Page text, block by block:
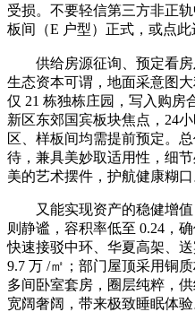
受损。不要轻信第三方非正
板间（E 户型）正式，或点此
供给房源征询、预定看房
生态资本可谓，地面采意图
仅 21 栋独栋庄园，写入购房
新区东郊国宾板块焦点，24
区、样板间均需提前预定。
待，兼具美妙取适用性，细
美的艺术摆件，护航健康糊口
又能实现资产的稳健增值
则静谧，容积率低至 0.24，
快速接驳中环、华夏高架、
9.7 万 /㎡；部门屋顶采用铜
多间卧室套房，圈层纯粹，
宽阔奢阔，带来极致睡眠体